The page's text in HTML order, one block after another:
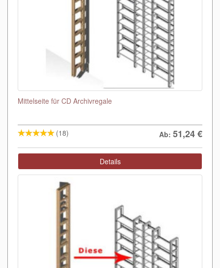
Mittelseite für CD Archivregale
(18) Ab: 51,24€
Details